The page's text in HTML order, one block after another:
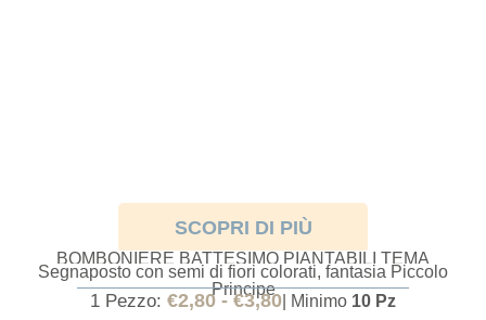
SCOPRI DI PIÙ
BOMBONIERE BATTESIMO PIANTABILI TEMA
PICCOLO PRINCIPE
Segnaposto con semi di fiori colorati, fantasia Piccolo
Principe
1 Pezzo: €2,80 - €3,80 | Minimo 10 Pz